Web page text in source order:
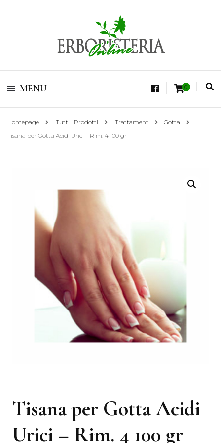
Erboristeria Shop
Online Tisane
Vendita di Botaniche, Erbe e Spezie Officinali, Tisane Terapeutiche Esclusive,
MENU 0
Homepage Tutti i Prodotti Trattamenti
Gotta
Tisana per Gotta Acidi Urici – Rim. 4 100 gr
Tisana per Gotta Acidi
Urici – Rim. 4 100 gr